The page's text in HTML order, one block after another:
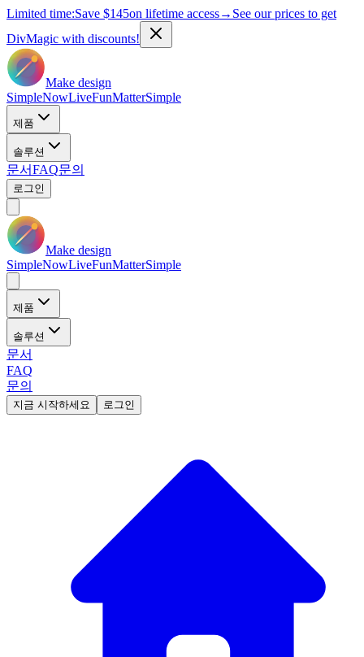
Limited time:Save $145on lifetime access→ See our prices to get
DivMagic with discounts!
Make design
SimpleNowLiveFunMatterSimple
제품
솔루션
문서FAQ문의
로그인
Make design
SimpleNowLiveFunMatterSimple
제품
솔루션
문서
FAQ
문의
지금 시작하세요 로그인